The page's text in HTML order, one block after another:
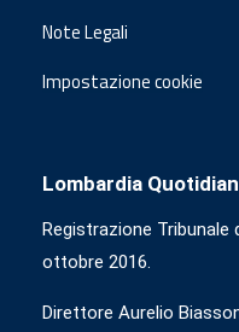
Note Legali
Impostazione cookie
Lombardia
Registrazione Tribunale
ottobre 2016.
Direttore Aurelio